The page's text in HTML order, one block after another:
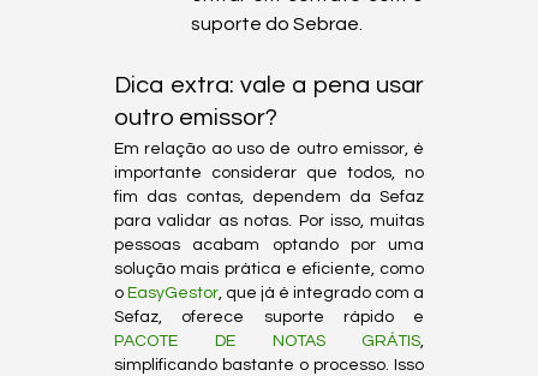
suporte do Sebrae.
Dica extra: vale a pena usar
outro emissor?
Em relação ao uso de outro emissor, é
importante considerar que todos, no
fim das contas, dependem da Sefaz
para validar as notas. Por isso, muitas
pessoas acabam optando por uma
solução mais prática e eficiente, como
o EasyGestor, que já é integrado com a
PACOTE DE NOTAS GRÁTIS,
simplificando bastante o processo. Isso